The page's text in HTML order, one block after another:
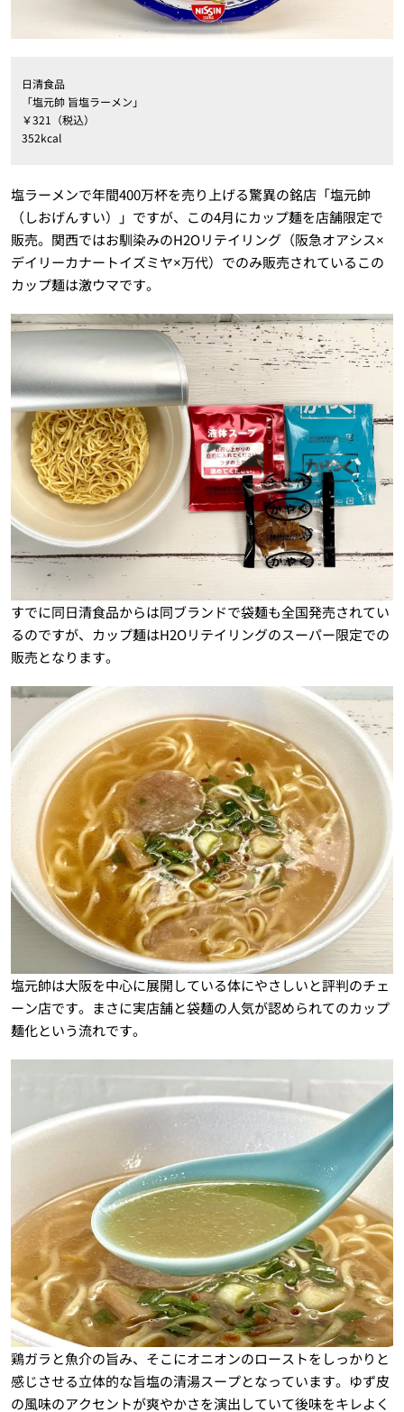
日清食品
「塩元帥 旨塩ラーメン」
￥321（税込）
352kcal
塩ラーメンで年間400万杯を売り上げる驚異の銘店「塩元帥
（しおげんすい）」ですが、この4月にカップ麺を店舗限定で
販売。関西ではお馴染みのH2Oリテイリング（阪急オアシス×
デイリーカナートイズミヤ×万代）でのみ販売されているこの
カップ麺は激ウマです。
すでに同日清食品からは同ブランドで袋麺も全国発売されてい
るのですが、カップ麺はH2Oリテイリングのスーパー限定での
販売となります。
塩元帥は大阪を中心に展開している体にやさしいと評判のチェ
ーン店です。まさに実店舗と袋麺の人気が認められてのカップ
麺化という流れです。
鶏ガラと魚介の旨み、そこにオニオンのローストをしっかりと
感じさせる立体的な旨塩の清湯スープとなっています。ゆず皮
の風味のアクセントが爽やかさを演出していて後味をキレよく